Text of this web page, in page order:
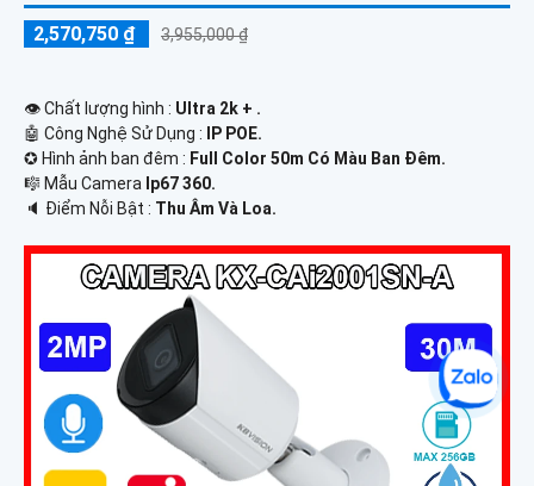
2,570,750 ₫ 3,955,000 ₫
👁 Chất lượng hình : Ultra 2k + .
🤖️ Công Nghệ Sử Dụng :
IP POE.
✪ Hình ảnh ban đêm : Full Color 50m Có Màu Ban Ðêm.
🎼️ Mẫu Camera Ip67 360.
️🔈 Điểm Nỗi Bật : Thu Âm Và Loa.